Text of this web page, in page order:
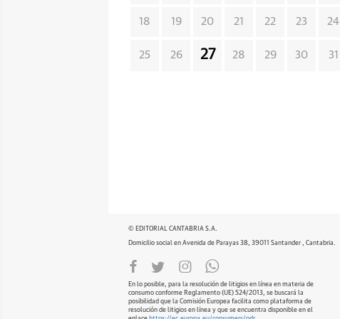
18 19 20 21 22 23 24
25 26 27 28 29 30 31
© EDITORIAL CANTABRIA S.A.
Domicilio social en Avenida de Parayas 38, 39011 Santander , Cantabria.
En lo posible, para la resolución de litigios en línea en materia de
consumo conforme Reglamento (UE) 524/2013, se buscará la
posibilidad que la Comisión Europea facilita como plataforma de
resolución de litigios en línea y que se encuentra disponible en el